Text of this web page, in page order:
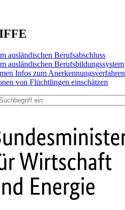
ausländischen Berufsabschluss
ausländischen Berufsbildungssystem
Infos zum Anerkennungsverfahren
von Flüchtlingen einschätzen